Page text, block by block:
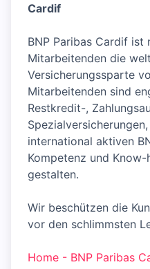
Cardif
BNP Paribas Cardif ist
Mitarbeitenden die
Versicherungssparte
Mitarbeitenden sind
Restkredit-,
international aktiven
Kompetenz und
gestalten.
Wir beschützen die
vor den schlimmsten
Home - BNP Paribas